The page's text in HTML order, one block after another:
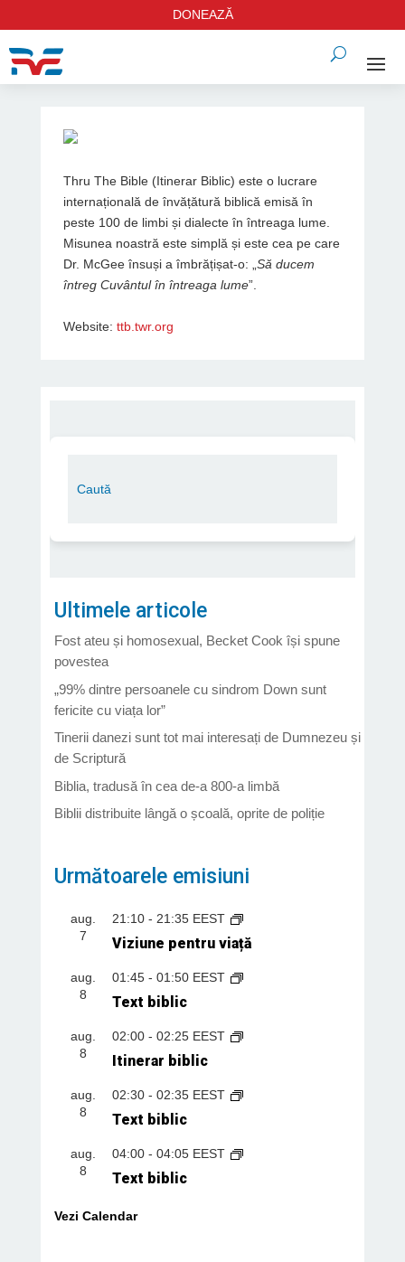
DONEAZĂ
Thru The Bible (Itinerar Biblic) este o lucrare
internațională de învățătură biblică emisă în
peste 100 de limbi și dialecte în întreaga lume.
Misunea noastră este simplă și este cea pe care
Dr. McGee însuși a îmbrățișat-o: „ Să ducem
întreg Cuvântul în întreaga lume”.
Website: ttb.twr.org
Ultimele articole
Fost ateu și homosexual, Becket Cook își spune
povestea
„99% dintre persoanele cu sindrom Down sunt
fericite cu viața lor”
Tinerii danezi sunt tot mai interesați de Dumnezeu și
de Scriptură
Biblia, tradusă în cea de-a 800-a limbă
Biblii distribuite lângă o școală, oprite de poliție
Următoarele emisiuni
aug.
7
21:10- 21:35 EEST
Viziune pentru viață
aug.
8
01:45- 01:50 EEST
Text biblic
aug.
8
02:00- 02:25 EEST
Itinerar biblic
aug.
8
02:30- 02:35 EEST
Text biblic
aug.
8
04:00- 04:05 EEST
Text biblic
Vezi Calendar